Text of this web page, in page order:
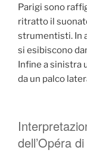
Parigi sono
ritratto il
strumentisti. In
si esibiscono
Infine a
da un palco
dell’Opéra